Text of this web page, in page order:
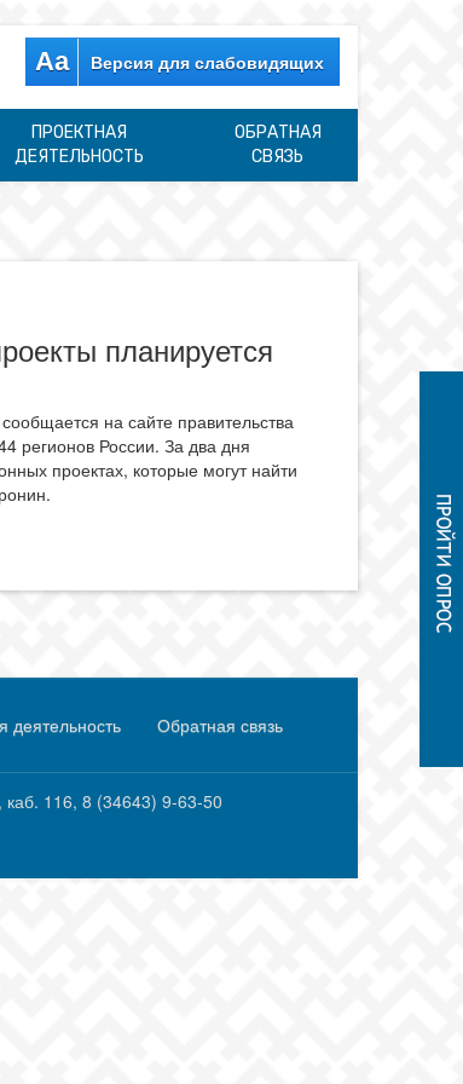
Aa Версия для слабовидящих
ПРОЕКТНАЯ
ДЕЯТЕЛЬНОСТЬ
ОБРАТНАЯ
СВЯЗЬ
планируется
на сайте правительства
регионов России. За два дня
проектах, которые могут найти
деятельность Обратная связь
каб. 116, ‎‎8 (34643) 9-63-50